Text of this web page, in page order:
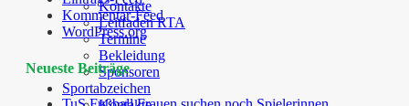
Kontakte
Leitfaden RTA
Termine
Bekleidung
Sponsoren
Sportabzeichen
Kommentar-Feed
WordPress.org
Neueste Beiträge